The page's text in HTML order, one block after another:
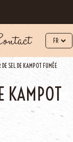
DE SEL DE KAMPOT FUMÉE
KAMPOT